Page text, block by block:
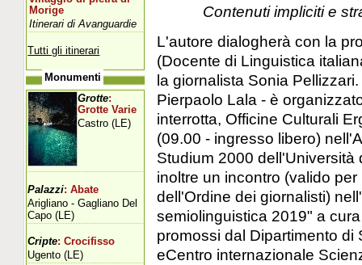
Contenuti impliciti e
L'autore dialogherà con la
(Docente di Linguistica
la giornalista Sonia
Pierpaolo Lala - è
interrotta, Officine Culturali
(09.00 - ingresso libero)
Studium 2000 dell'Università
inoltre un incontro (valido
dell'Ordine dei giornalisti)
semiolinguistica 2019" a
promossi dal Dipartimento
eCentro internazionale
Morige
Itinerari di Avanguardie
Tutti gli itinerari
Monumenti
Grotte:
Grotte Varie
Castro (LE)
Palazzi: Abate
Arigliano - Gagliano Del
Capo (LE)
Cripte: Crocifisso
Ugento (LE)